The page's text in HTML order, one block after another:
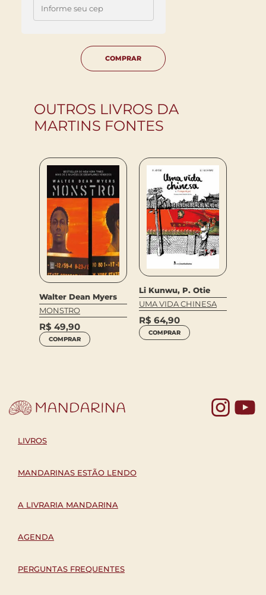
COMPRAR
OUTROS LIVROS DA
MARTINS FONTES
Walter Dean Myers
MONSTRO
R$ 49,90
COMPRAR
Li Kunwu, P. Otie
UMA VIDA CHINESA
R$ 64,90
COMPRAR
LIVROS
MANDARINAS ESTÃO LENDO
A LIVRARIA MANDARINA
AGENDA
PERGUNTAS FREQUENTES